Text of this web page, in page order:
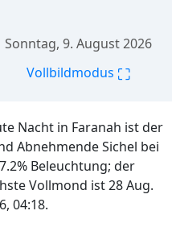
Nacht in Faranah ist der
Abnehmende Sichel bei
Beleuchtung; der
Vollmond ist 28 Aug.
04:18.
Sonntag, 9. August 2026
Vollbildmodus ⛶